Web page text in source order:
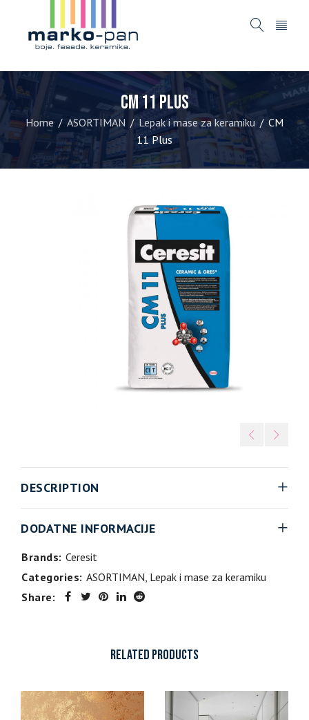
CM 11 Plus
Home / ASORTIMAN / Lepak i mase za keramiku / CM
11 Plus
DESCRIPTION
DODATNE INFORMACIJE
Brands: Ceresit
Categories: ASORTIMAN, Lepak i mase za keramiku
Share:
RELATED PRODUCTS